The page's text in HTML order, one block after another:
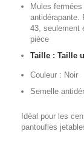
Mules
antidérapante.
43, seulement
pièce
Taille : Taille
Couleur : Noir
Semelle
Idéal pour les
pantoufles